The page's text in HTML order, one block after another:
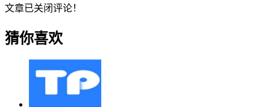
文章已关闭评论！
猜你喜欢